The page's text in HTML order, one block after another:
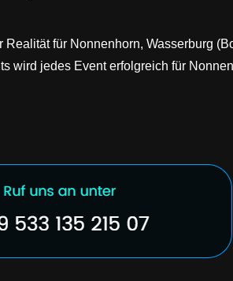
Realität für Nonnenhorn, Wasserburg
wird jedes Event erfolgreich für